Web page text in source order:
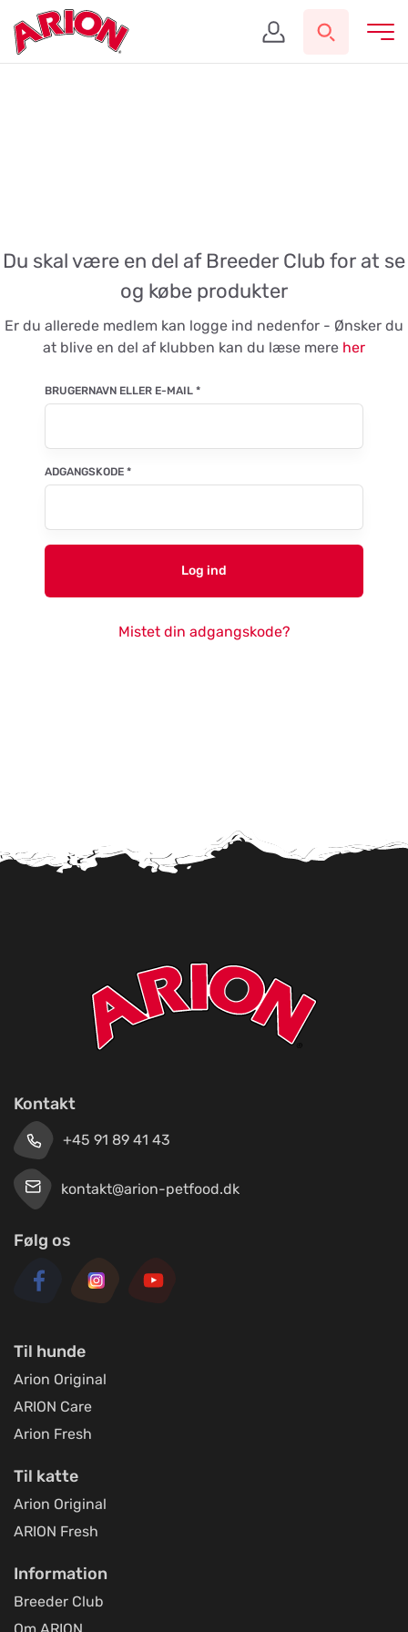
Du skal være en del af Breeder Club for at se
og købe produkter
Er du allerede medlem kan logge ind nedenfor - Ønsker du
at blive en del af klubben kan du læse mere her
BRUGERNAVN ELLER E-MAIL *
ADGANGSKODE *
Log ind
Mistet din adgangskode?
Kontakt
+45 91 89 41 43
kontakt@arion-petfood.dk
Følg os
Til hunde
Arion Original
ARION Care
Arion Fresh
Til katte
Arion Original
ARION Fresh
Information
Breeder Club